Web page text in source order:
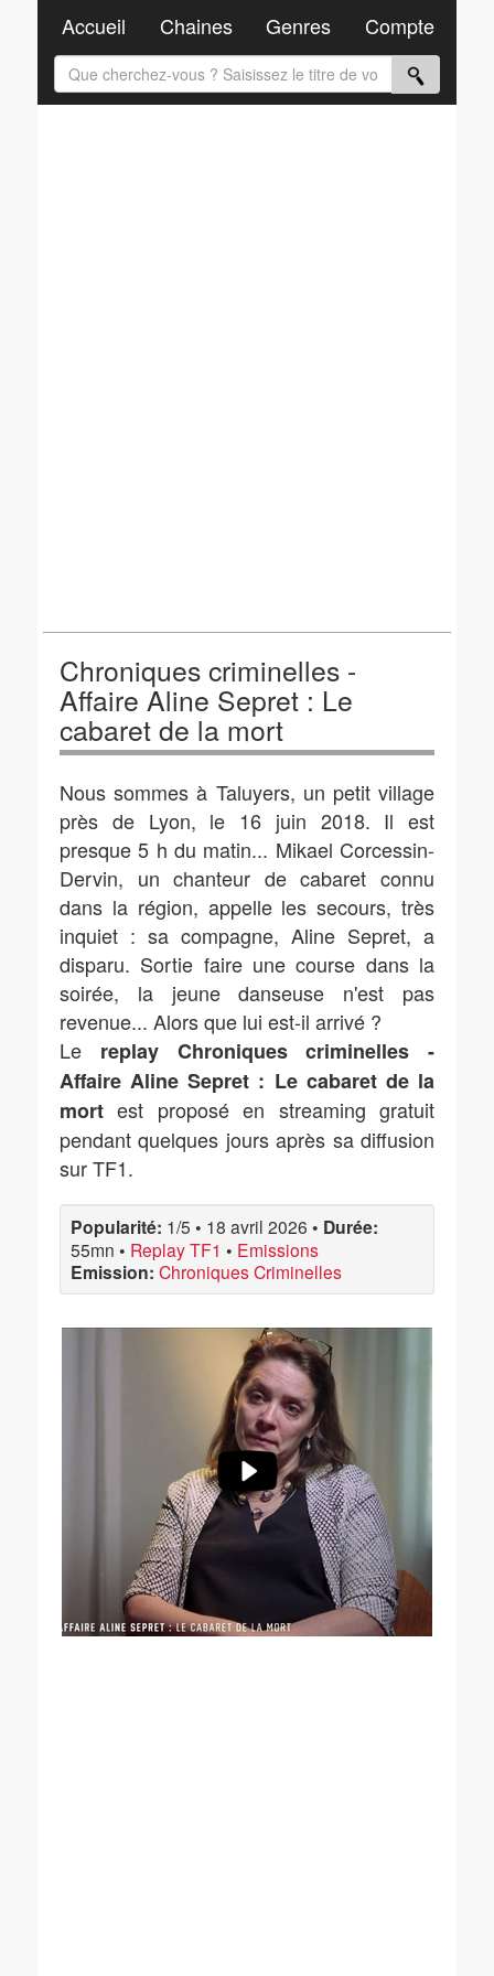
Chroniques criminelles -
Affaire Aline Sepret : Le
cabaret de la mort
Nous sommes à Taluyers, un petit village
près de Lyon, le 16 juin 2018. Il est
presque 5 h du matin... Mikael Corcessin-
Dervin, un chanteur de cabaret connu
dans la région, appelle les secours, très
inquiet : sa compagne, Aline Sepret, a
disparu. Sortie faire une course dans la
soirée, la jeune danseuse n'est pas
revenue... Alors que lui est-il arrivé ?
Le replay Chroniques criminelles -
Affaire Aline Sepret : Le cabaret de la
mort est proposé en streaming gratuit
pendant quelques jours après sa diffusion
sur TF1.
Popularité: 1/5 • 18 avril 2026 • Durée:
55mn • Replay TF1 • Emissions
Emission: Chroniques Criminelles
Accueil Chaines Genres Compte